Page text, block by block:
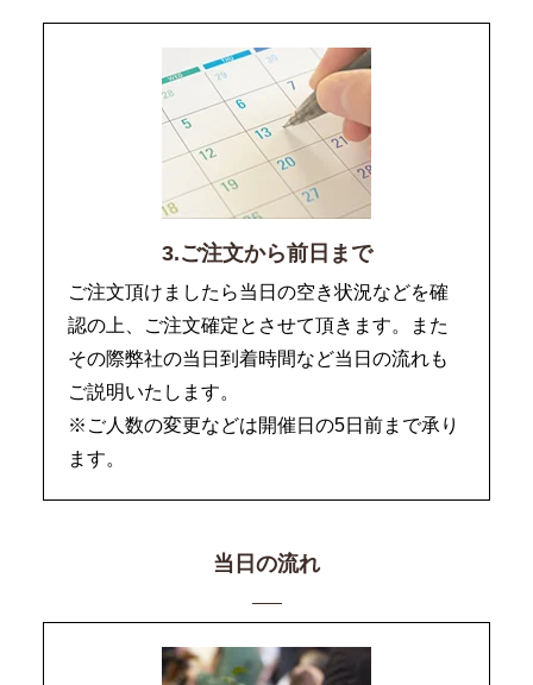
3.ご注文から前日まで
ご注文頂けましたら当日の空き状況などを確
認の上、ご注文確定とさせて頂きます。また
その際弊社の当日到着時間など当日の流れも
ご説明いたします。
※ご人数の変更などは開催日の5日前まで承り
ます。
当日の流れ